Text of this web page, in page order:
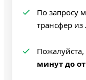
По запросу
трансфер
минут до